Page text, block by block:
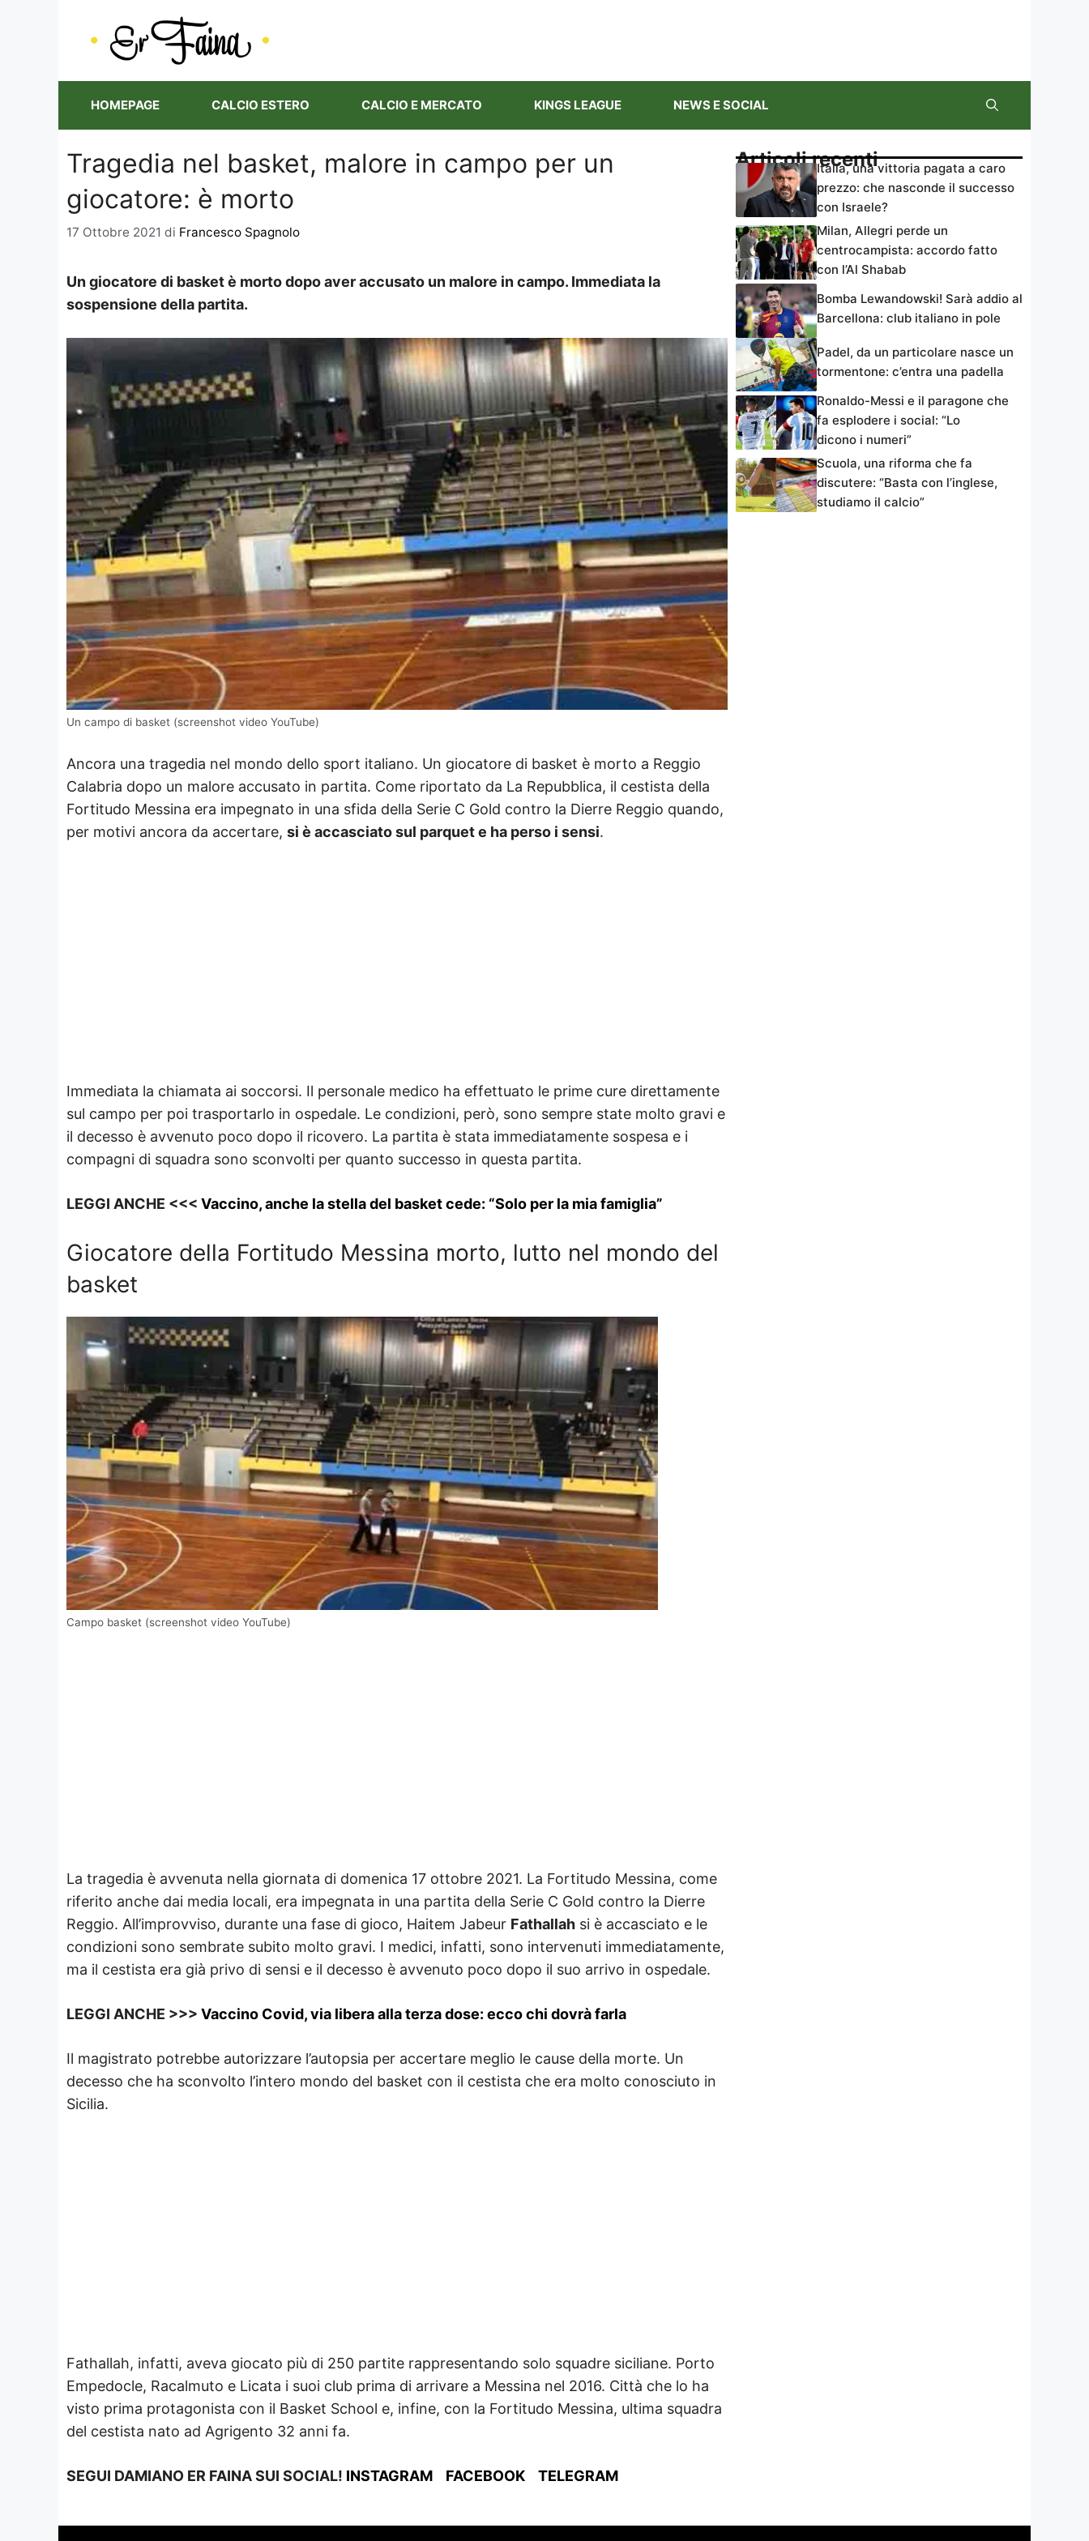
HOMEPAGE CALCIO ESTERO CALCIO E MERCATO KINGS LEAGUE NEWS E SOCIAL
Tragedia nel basket, malore in campo per un
giocatore: è morto
17 Ottobre 2021 di Francesco Spagnolo
Un giocatore di basket è morto dopo aver accusato un malore in campo. Immediata la
sospensione della partita.
Un campo di basket (screenshot video YouTube)
Ancora una tragedia nel mondo dello sport italiano. Un giocatore di basket è morto a Reggio
Calabria dopo un malore accusato in partita. Come riportato da La Repubblica, il cestista della
Fortitudo Messina era impegnato in una sfida della Serie C Gold contro la Dierre Reggio quando,
per motivi ancora da accertare, si è accasciato sul parquet e ha perso i sensi.
Immediata la chiamata ai soccorsi. Il personale medico ha effettuato le prime cure direttamente
sul campo per poi trasportarlo in ospedale. Le condizioni, però, sono sempre state molto gravi e
il decesso è avvenuto poco dopo il ricovero. La partita è stata immediatamente sospesa e i
compagni di squadra sono sconvolti per quanto successo in questa partita.
LEGGI ANCHE <<< Vaccino, anche la stella del basket cede: “Solo per la mia famiglia”
Giocatore della Fortitudo Messina morto, lutto nel mondo del
basket
Campo basket (screenshot video YouTube)
La tragedia è avvenuta nella giornata di domenica 17 ottobre 2021. La Fortitudo Messina, come
riferito anche dai media locali, era impegnata in una partita della Serie C Gold contro la Dierre
Reggio. All’improvviso, durante una fase di gioco, Haitem Jabeur Fathallah si è accasciato e le
condizioni sono sembrate subito molto gravi. I medici, infatti, sono intervenuti immediatamente,
ma il cestista era già privo di sensi e il decesso è avvenuto poco dopo il suo arrivo in ospedale.
LEGGI ANCHE >>> Vaccino Covid, via libera alla terza dose: ecco chi dovrà farla
Il magistrato potrebbe autorizzare l’autopsia per accertare meglio le cause della morte. Un
decesso che ha sconvolto l’intero mondo del basket con il cestista che era molto conosciuto in
Sicilia.
Fathallah, infatti, aveva giocato più di 250 partite rappresentando solo squadre siciliane. Porto
Empedocle, Racalmuto e Licata i suoi club prima di arrivare a Messina nel 2016. Città che lo ha
visto prima protagonista con il Basket School e, infine, con la Fortitudo Messina, ultima squadra
del cestista nato ad Agrigento 32 anni fa.
SEGUI DAMIANO ER FAINA SUI SOCIAL! INSTAGRAM FACEBOOK TELEGRAM
Articoli recentiItalia, una vittoria pagata a caro
prezzo: che nasconde il successo
con Israele?
Milan, Allegri perde un
centrocampista: accordo fatto
con l’Al Shabab
Bomba Lewandowski! Sarà addio al
Barcellona: club italiano in pole
Padel, da un particolare nasce un
tormentone: c’entra una padella
Ronaldo-Messi e il paragone che
fa esplodere i social: “Lo
dicono i numeri”
Scuola, una riforma che fa
discutere: “Basta con l’inglese,
studiamo il calcio”